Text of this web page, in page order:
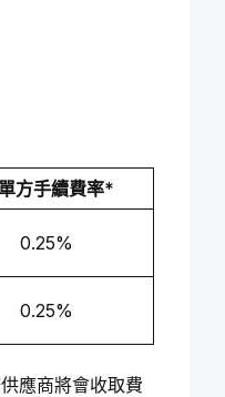
方手續費率*
0.25%
0.25%
應商將會收取費